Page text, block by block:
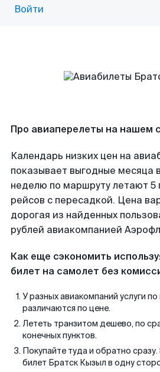
Войти
Про авиаперелеты на нашем
Календарь низких цен на
показывает выгодные месяца
неделю по маршруту летают 5
рейсов с пересадкой. Цена
дорогая из найденных
рублей авиакомпанией
Как еще сэкономить
билет на самолет без
У разных авиакомпаний услуги
различаются по цене.
Лететь транзитом дешево, по
конечных пунктов.
Покупайте туда и обратно
билет Братск Кызыл в одну